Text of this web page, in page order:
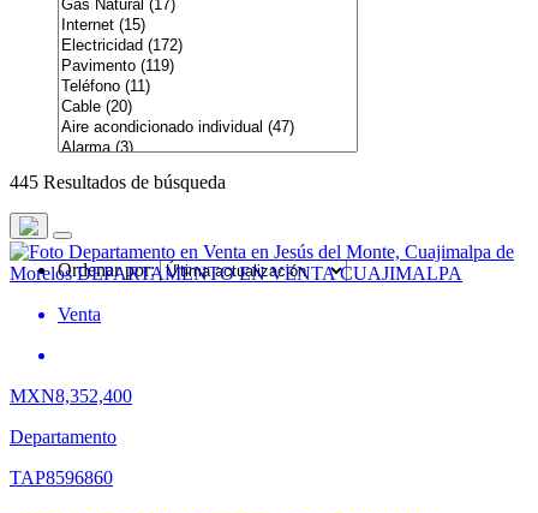
445 Resultados de búsqueda
Ordenar por:
Venta
MXN8,352,400
Departamento
TAP8596860